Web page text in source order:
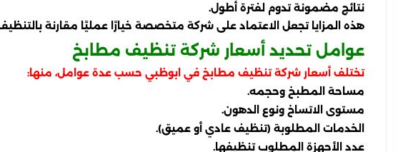
نتائج مضمونة تدوم لفترة أطول.
هذه المزايا تجعل الاعتماد على شركة متخصصة خيارًا عمليًا مقارنة
عوامل تحديد أسعار شركة تنظيف مطابخ
تختلف أسعار شركة تنظيف مطابخ في ابوظبي حسب عدة عوامل، منها:
مساحة المطبخ وحجمه.
مستوى الاتساخ ونوع الدهون.
الخدمات المطلوبة (تنظيف عادي أو عميق).
عدد الأجهزة المطلوب تنظيفها.